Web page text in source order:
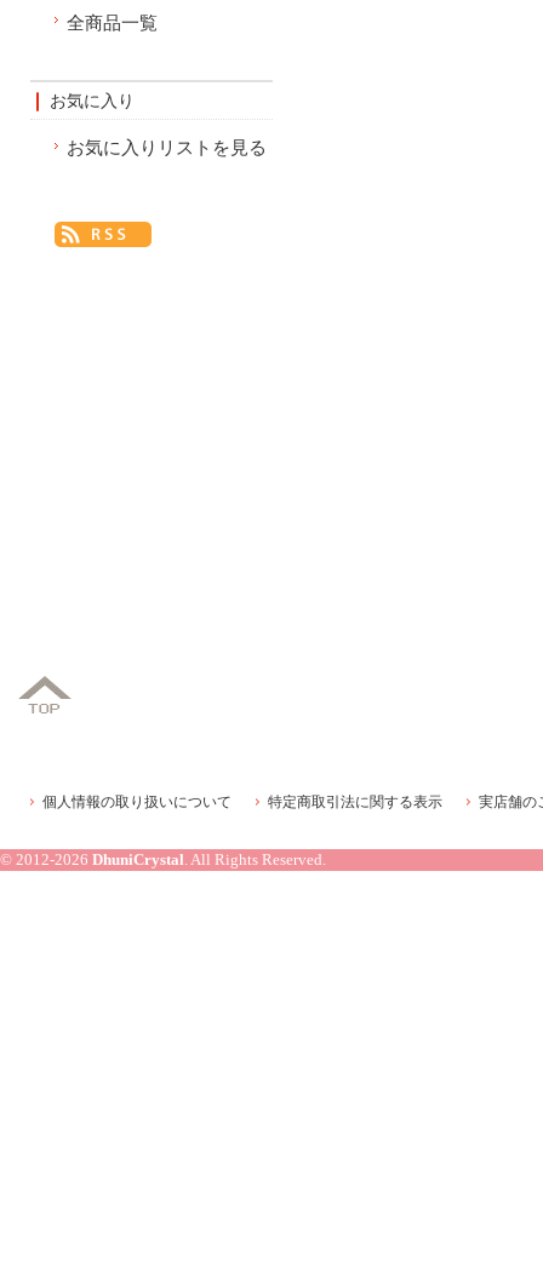
全商品一覧
お気に入り
お気に入りリストを見る
個人情報の取り扱いについて 特定商取引法に関する表示 実店舗の
© 2012-2026 DhuniCrystal. All Rights Reserved.